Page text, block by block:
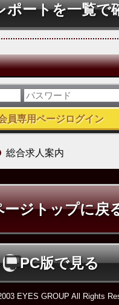
ポートを一覧で
総合求人案内
ージトップに戻
PC版で見る
EYES GROUP All Rights